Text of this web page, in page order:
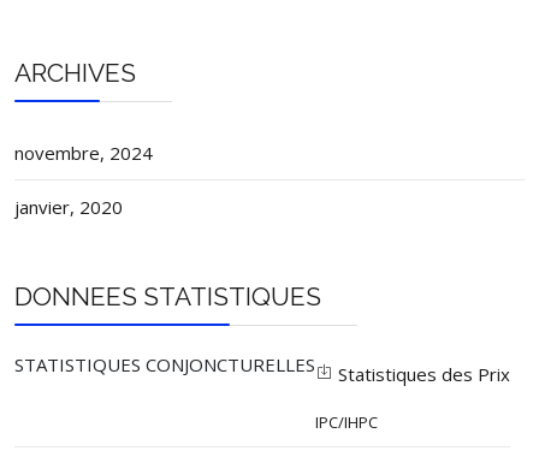
ARCHIVES
novembre, 2024
janvier, 2020
DONNEES STATISTIQUES
STATISTIQUES CONJONCTURELLES Statistiques des Prix
IPC/IHPC